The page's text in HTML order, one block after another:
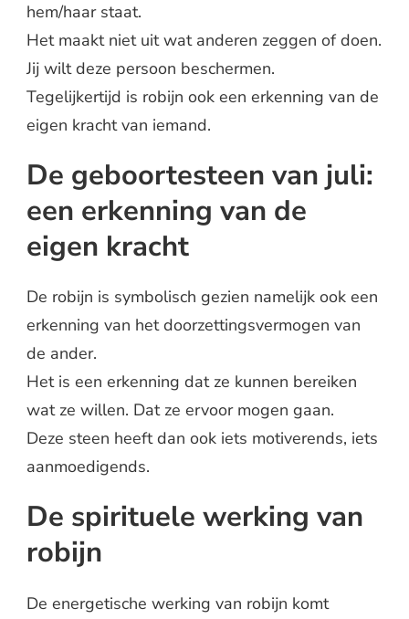
hem/haar staat.
Het maakt niet uit wat anderen zeggen of doen.
Jij wilt deze persoon beschermen.
Tegelijkertijd is robijn ook een erkenning van de
eigen kracht van iemand.
De geboortesteen van juli:
een erkenning van de
eigen kracht
De robijn is symbolisch gezien namelijk ook een
erkenning van het doorzettingsvermogen van
de ander.
Het is een erkenning dat ze kunnen bereiken
wat ze willen. Dat ze ervoor mogen gaan.
Deze steen heeft dan ook iets motiverends, iets
aanmoedigends.
De spirituele werking van
robijn
De energetische werking van robijn komt